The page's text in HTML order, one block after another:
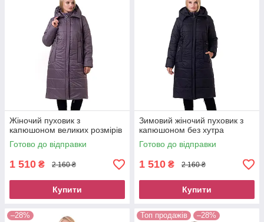
Жіночий пуховик з
капюшоном великих розмірів
Готово до відправки
1 510 ₴ 2 160 ₴
Купити
Зимовий жіночий пуховик з
капюшоном без хутра
Готово до відправки
1 510 ₴ 2 160 ₴
Купити
–28% Топ продажів –28%